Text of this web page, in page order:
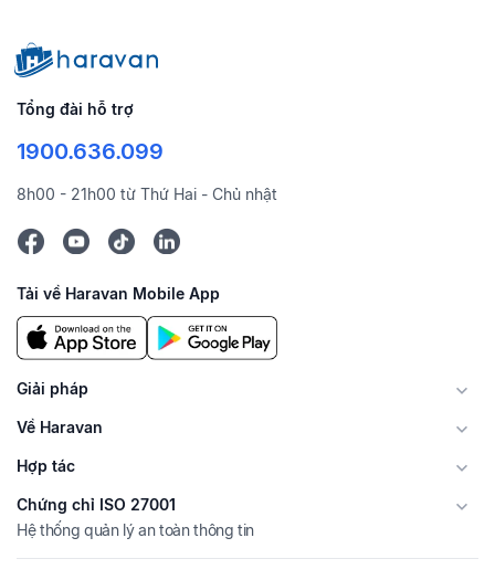
Tổng đài hỗ trợ
1900.636.099
8h00 - 21h00 từ Thứ Hai - Chủ nhật
Tải về Haravan Mobile App
Giải pháp
Về Haravan
Hợp tác
Chứng chỉ ISO 27001
Hệ thống quản lý an toàn thông tin